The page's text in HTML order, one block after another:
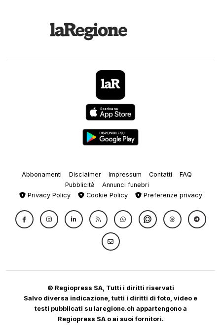
Abbonamenti Disclaimer Impressum Contatti
FAQ
Pubblicità
Annunci funebri
Privacy Policy
Cookie Policy Preferenze privacy
© Regiopress SA, Tutti i diritti riservati
Salvo diversa indicazione, tutti i diritti di foto, video e
testi pubblicati su laregione.ch appartengono a
Regiopress SA o ai suoi fornitori.